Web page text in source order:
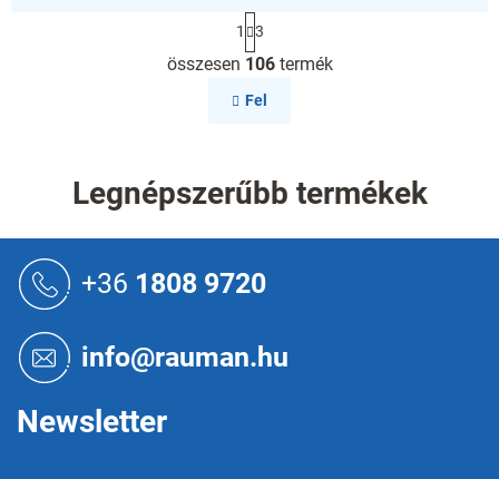
L
i
s
r
á
y
t
e
l
L
a
p
o
z
1 3
összesen 106termék
Fel
Legnépszerűbb termékek
+36 1808 9720
info@rauman.hu
Newsletter